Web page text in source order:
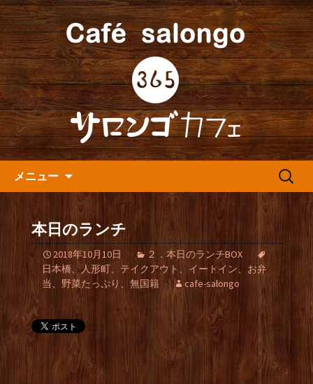
人形町の『365(サロンゴ)カフ
ェ』よりお知らせ
人形町の音楽カフェ『365カフェ』より
最新情報をお届けします。
メニュー
検
本日のランチ
2018年10月10日
２．本日のランチBOX
日本橋、人形町、テイクアウト、イートイン、お弁
当、野菜たっぷり、無国籍
cafe-salongo